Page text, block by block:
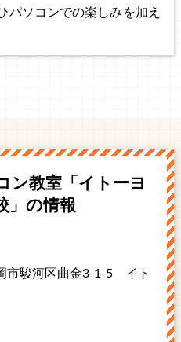
パソコンでの楽しみを加え
ン教室「イトーヨ
」の情報
駿河区曲金3-1-5 イト